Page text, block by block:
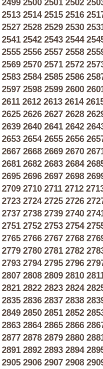
2499 2500 2501 2502
2513 2514 2515 2516
2527 2528 2529 2530
2541 2542 2543 2544
2555 2556 2557 2558
2569 2570 2571 2572
2583 2584 2585 2586
2597 2598 2599 2600
2611 2612 2613 2614
2625 2626 2627 2628
2639 2640 2641 2642
2653 2654 2655 2656
2667 2668 2669 2670
2681 2682 2683 2684
2695 2696 2697 2698
2709 2710 2711 2712
2723 2724 2725 2726
2737 2738 2739 2740
2751 2752 2753 2754
2765 2766 2767 2768
2779 2780 2781 2782
2793 2794 2795 2796
2807 2808 2809 2810
2821 2822 2823 2824
2835 2836 2837 2838
2849 2850 2851 2852
2863 2864 2865 2866
2877 2878 2879 2880
2891 2892 2893 2894
2905 2906 2907 2908